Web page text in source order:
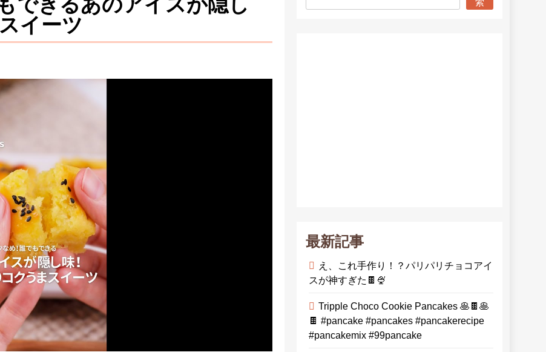
イーツ
最新記事
え、これ手作り！？パリパリチョコアイ
スが神すぎた🍫🍨
Tripple Choco Cookie Pancakes 🥞🍫🥞
🍫 #pancake #pancakes #pancakerecipe
#pancakemix #99pancake